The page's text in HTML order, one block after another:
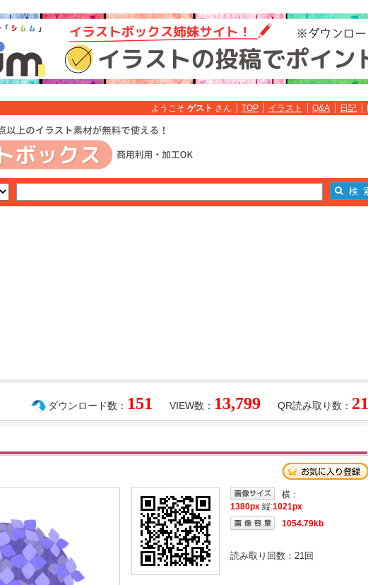
ようこそ ゲスト さん TOP イラスト Q&A 日記
QR読み取り数： 21
VIEW数： 13,799
ダウンロード数： 151
横：
1380px 縦:1021px
1054.79kb
読み取り回数： 21回